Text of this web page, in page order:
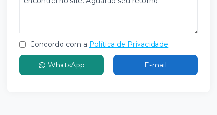
Concordo com a Política de Privacidade
WhatsApp E-mail